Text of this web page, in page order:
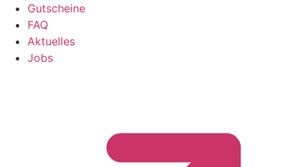
Gutscheine
FAQ
Aktuelles
Jobs